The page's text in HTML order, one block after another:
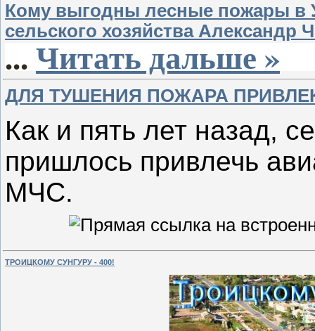
Кому выгодны лесные пожары в
сельского хозяйства Александр
...Читать дальше »
ДЛЯ ТУШЕНИЯ ПОЖАРА
Как и пять лет назад,
пришлось привлечь
МЧС.
ТРОИЦКОМУ СУНГУРУ - 400!